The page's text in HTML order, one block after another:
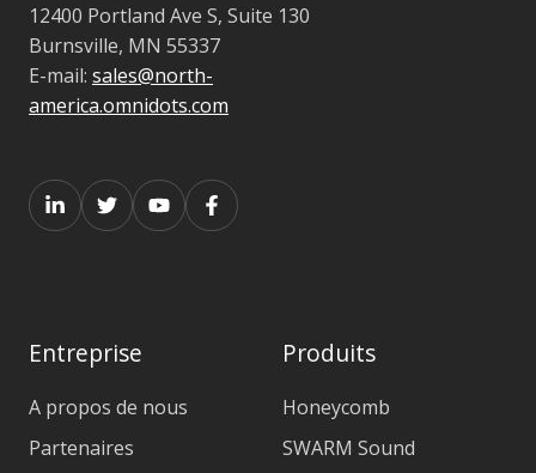
12400 Portland Ave S, Suite 130
Burnsville, MN 55337
E-mail: sales@north-
america.omnidots.com
Entreprise
A propos de nous
Partenaires
Produits
Honeycomb
SWARM Sound